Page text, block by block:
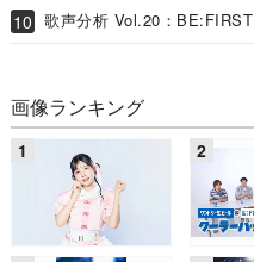
歌声分析 Vol.20：BE:FIRST
画像ランキング